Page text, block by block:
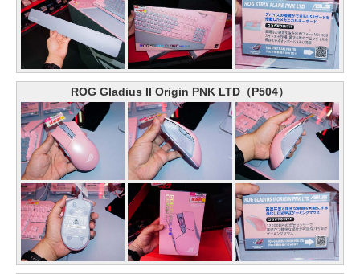
ROG Gladius II Origin PNK LTD（P504）